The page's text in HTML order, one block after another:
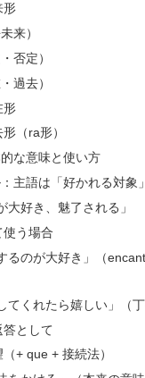
形
来）
否定）
過去）
形
（ra形）
な意味と使い方
主語は「好かれる対象」
大好き、魅了される」
使う場合
るのが大好き」（
てくれたら嬉しい」（丁
として
+ que + 接続法）